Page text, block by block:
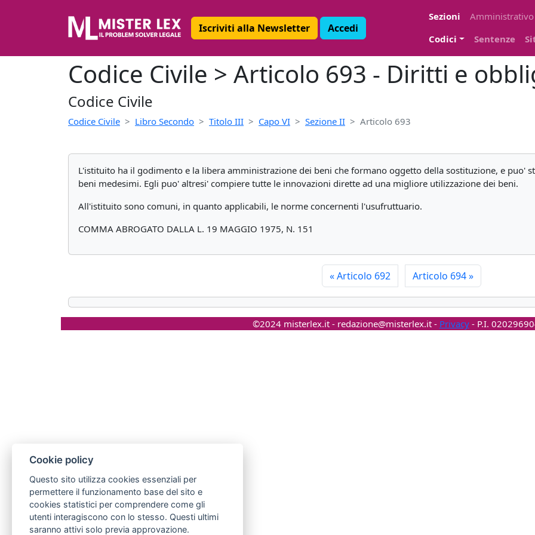
Iscriviti alla Newsletter Accedi
Sezioni
Amministrativo
Codici
Sentenze
Codice Civile > Articolo 693 - Diritti e
Codice Civile
Codice Civile Libro Secondo Titolo III Capo VI Sezione II Articolo 693
L'istituito ha il godimento e la libera amministrazione dei beni che formano oggetto della sostituzione, e puo'
beni medesimi. Egli puo' altresi' compiere tutte le innovazioni dirette ad una migliore utilizzazione dei beni.
All'istituito sono comuni, in quanto applicabili, le norme concernenti l'usufruttuario.
COMMA ABROGATO DALLA L. 19 MAGGIO 1975, N. 151
«Articolo 692 Articolo 694»
©2024 misterlex.it - redazione@misterlex.it- Privacy- P.I.
Cookie policy
Questo sito utilizza cookies essenziali per
permettere il funzionamento base del sito e
cookies statistici per comprendere come gli
utenti interagiscono con lo stesso. Questi ultimi
saranno attivi solo previa approvazione.